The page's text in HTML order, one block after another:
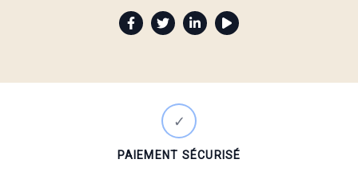
✓
PAIEMENT SÉCURISÉ